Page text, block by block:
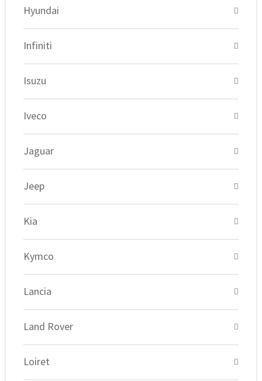
Hyundai
Infiniti
Isuzu
Iveco
Jaguar
Jeep
Kia
Kymco
Lancia
Land Rover
Loiret